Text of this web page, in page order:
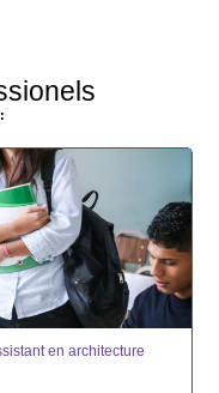
en architecture